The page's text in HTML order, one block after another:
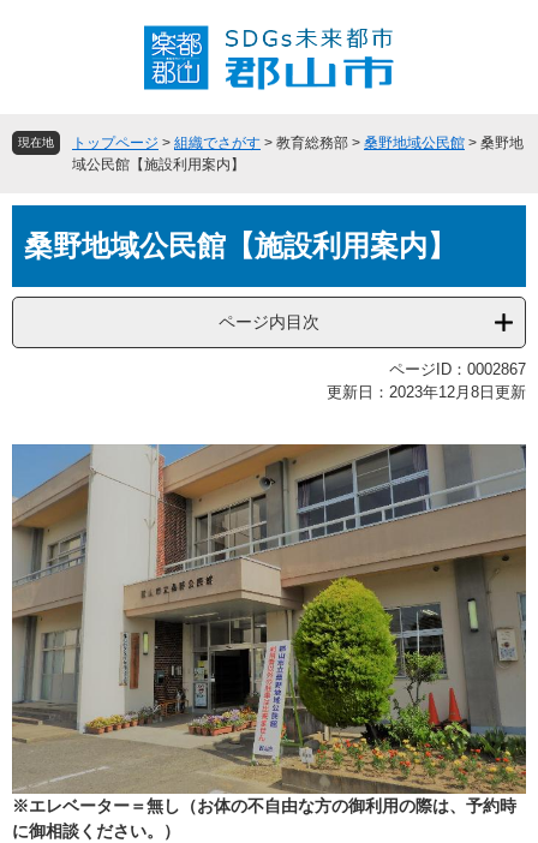
頭
飛
へ
現在地 トップページ > 組織でさがす > 教育総務部 > 桑野地域公民館 > 桑野地
域公民館【施設利用案内】
文桑野地域公民館【施設利用案内】
ページ内目次
ページID：0002867
更新日：2023年12月8日更新
※エレベーター＝無し（お体の不自由な方の御利用の際は、予約時
に御相談ください。）